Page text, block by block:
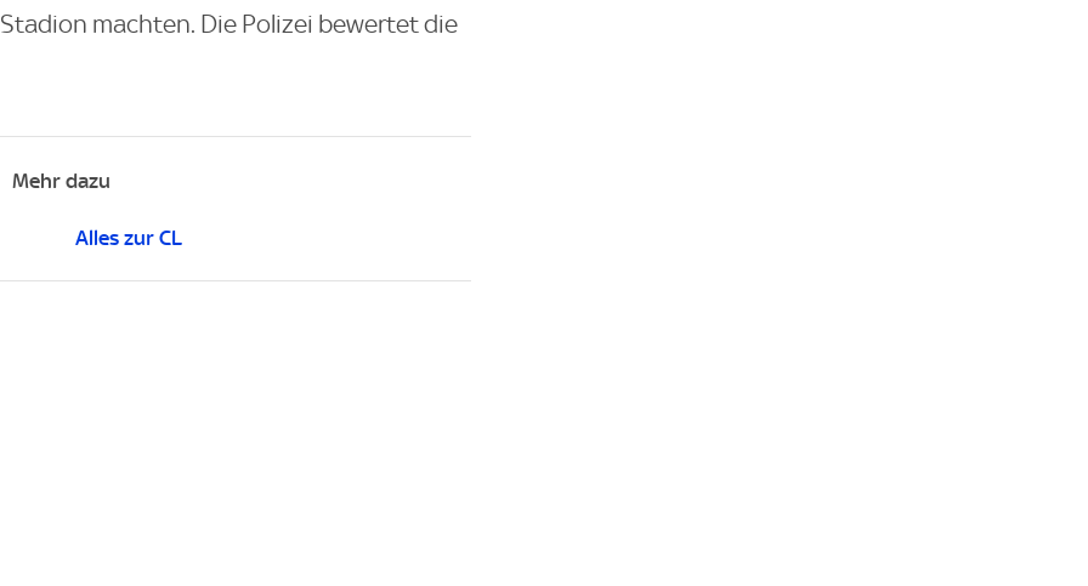
machten. Die Polizei bewertet die
Mehr dazu
Alles zur CL